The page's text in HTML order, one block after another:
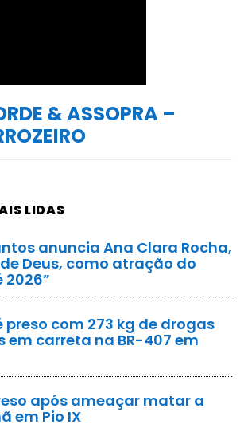
& ASSOPRA –
LIDAS
anuncia Ana Clara Rocha,
Deus, como atração do
2026”
preso com 273 kg de drogas
em carreta na BR-407 em
após ameaçar matar a
em Pio IX